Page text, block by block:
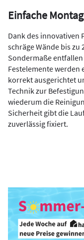
Einfache
Dank des innovativen
schräge Wände bis
Sondermaße
Festelemente werden
korrekt ausgerichtet
Technik zur
wiederum die
Sicherheit gibt die
zuverlässig fixiert.